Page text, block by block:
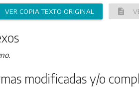
VER COPIA TEXTO ORIGINAL description
modificadas y/o